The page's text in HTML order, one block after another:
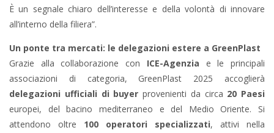
È un segnale chiaro dell’interesse e della volontà di innovare
all’interno della filiera”.
Un ponte tra mercati: le delegazioni estere a GreenPlast
Grazie alla collaborazione con ICE-Agenzia e le principali
associazioni di categoria, GreenPlast 2025 accoglierà
delegazioni ufficiali di buyer provenienti da circa 20 Paesi
europei, del bacino mediterraneo e del Medio Oriente. Si
attendono oltre 100 operatori specializzati, attivi nella